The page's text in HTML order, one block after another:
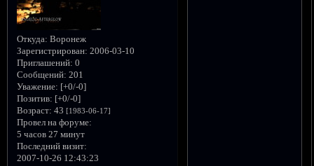
Откуда: Воронеж
Зарегистрирован: 2006-03-10
Приглашений: 0
Сообщений: 201
Уважение: [+0/-0]
Позитив: [+0/-0]
Возраст: 43 [1983-06-17]
Провел на форуме:
5 часов 27 минут
Последний визит:
2007-10-26 12:43:23